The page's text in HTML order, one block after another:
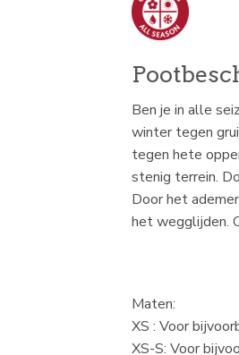
Ben je in alle
winter tegen
tegen hete
stenig terrein.
Door het
het wegglijden.
Maten:
XS : Voor
XS-S: Voor